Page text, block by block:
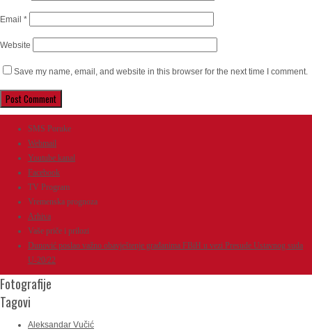
Email *
Website
Save my name, email, and website in this browser for the next time I comment.
SMS Poruke
Webmail
Youtube kanal
Facebook
TV Program
Vremenska prognoza
Arhiva
Vaše priče i prilozi
Dunović poslao važno obavještenje građanima FBiH u vezi Presude Ustavnog suda
U-20/22
Fotografije
Tagovi
Aleksandar Vučić